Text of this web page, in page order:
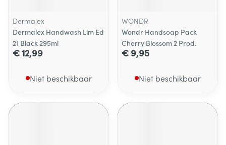
Dermalex
Dermalex Handwash Lim Ed
21 Black 295ml
€ 12,99
Niet beschikbaar
WONDR
Wondr Handsoap Pack
Cherry Blossom 2 Prod.
€ 9,95
Niet beschikbaar